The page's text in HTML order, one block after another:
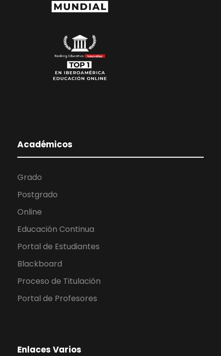
Académicos
Grado
Postgrado
Online
Educación Continua
Portal de Estudiantes
Blackboard
Proceso de Titulación
Portal de Profesores
Enlaces Varios